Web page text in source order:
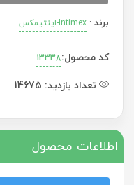
برند: Intimex-اینتیمکس
کد محصول:13338
تعداد بازدید: 14675
اطلاعات محصول